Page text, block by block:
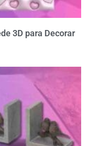
3D para Decorar